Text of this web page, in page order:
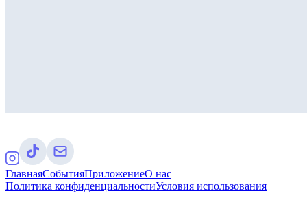
ГлавнаяСобытияПриложениеО нас
Политика конфиденциальностиУсловия использования